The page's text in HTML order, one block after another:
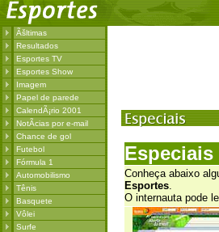
Ãšltimas
Resultados
Esportes TV
Esportes Show
Imagem
Papel de parede
CalendÃ¡rio 2001
NotÃ­cias por e-mail
Chance de gol
Futebol
Fórmula 1
Automobilismo
Tênis
Basquete
Vôlei
Surfe
Especiais
Conheça abaixo
Esportes.
O internauta pode